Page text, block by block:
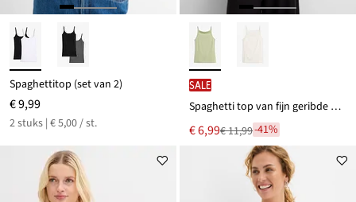
Spaghettitop (set van 2)
€ 9,99
2 stuks | € 5,00 / st.
SALE
Spaghetti top van fijn geribde biologische katoen
Nu
voor
€ 6,99
Van € 11,99-41%